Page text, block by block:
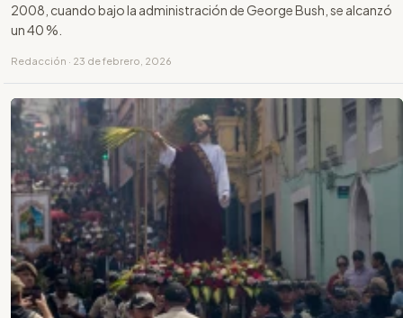
2008, cuando bajo la administración de George Bush, se alcanzó
un 40 %.
Redacción · 23 de febrero, 2026